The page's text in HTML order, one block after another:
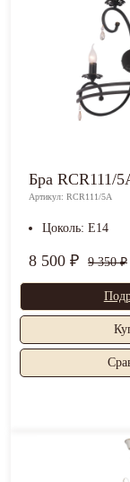
Бра RCR111/
Артикул: RCR111/5A
Цоколь: E14
8 500 ₽ 9 350 ₽